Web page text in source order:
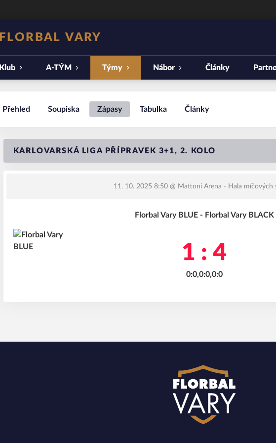
FLORBAL VARY
Klub A-TÝM Týmy Nábor Články
Přehled Soupiska Zápasy Tabulka Články
KARLOVARSKÁ LIGA PŘÍPRAVEK 3+1, 2. KOLO
11. 10. 2025 8:50 @ Mattoni Arena - Hala míčových
Florbal Vary BLUE - Florbal Vary BLACK
1 : 4
0:0,0:0,0:0